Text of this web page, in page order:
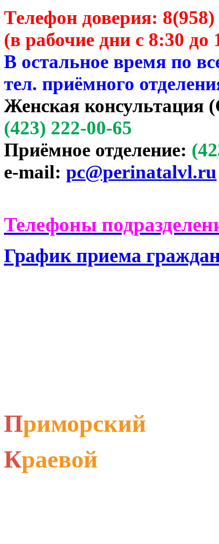
Телефон доверия:
(в рабочие дни с 8:30 до
В остальное время по
тел. приёмного
Женская консультация
(423) 222-00-65
Приёмное отделение:
e-mail: pc@perinatalvl.ru
Телефоны
График приема
Приморский
Краевой